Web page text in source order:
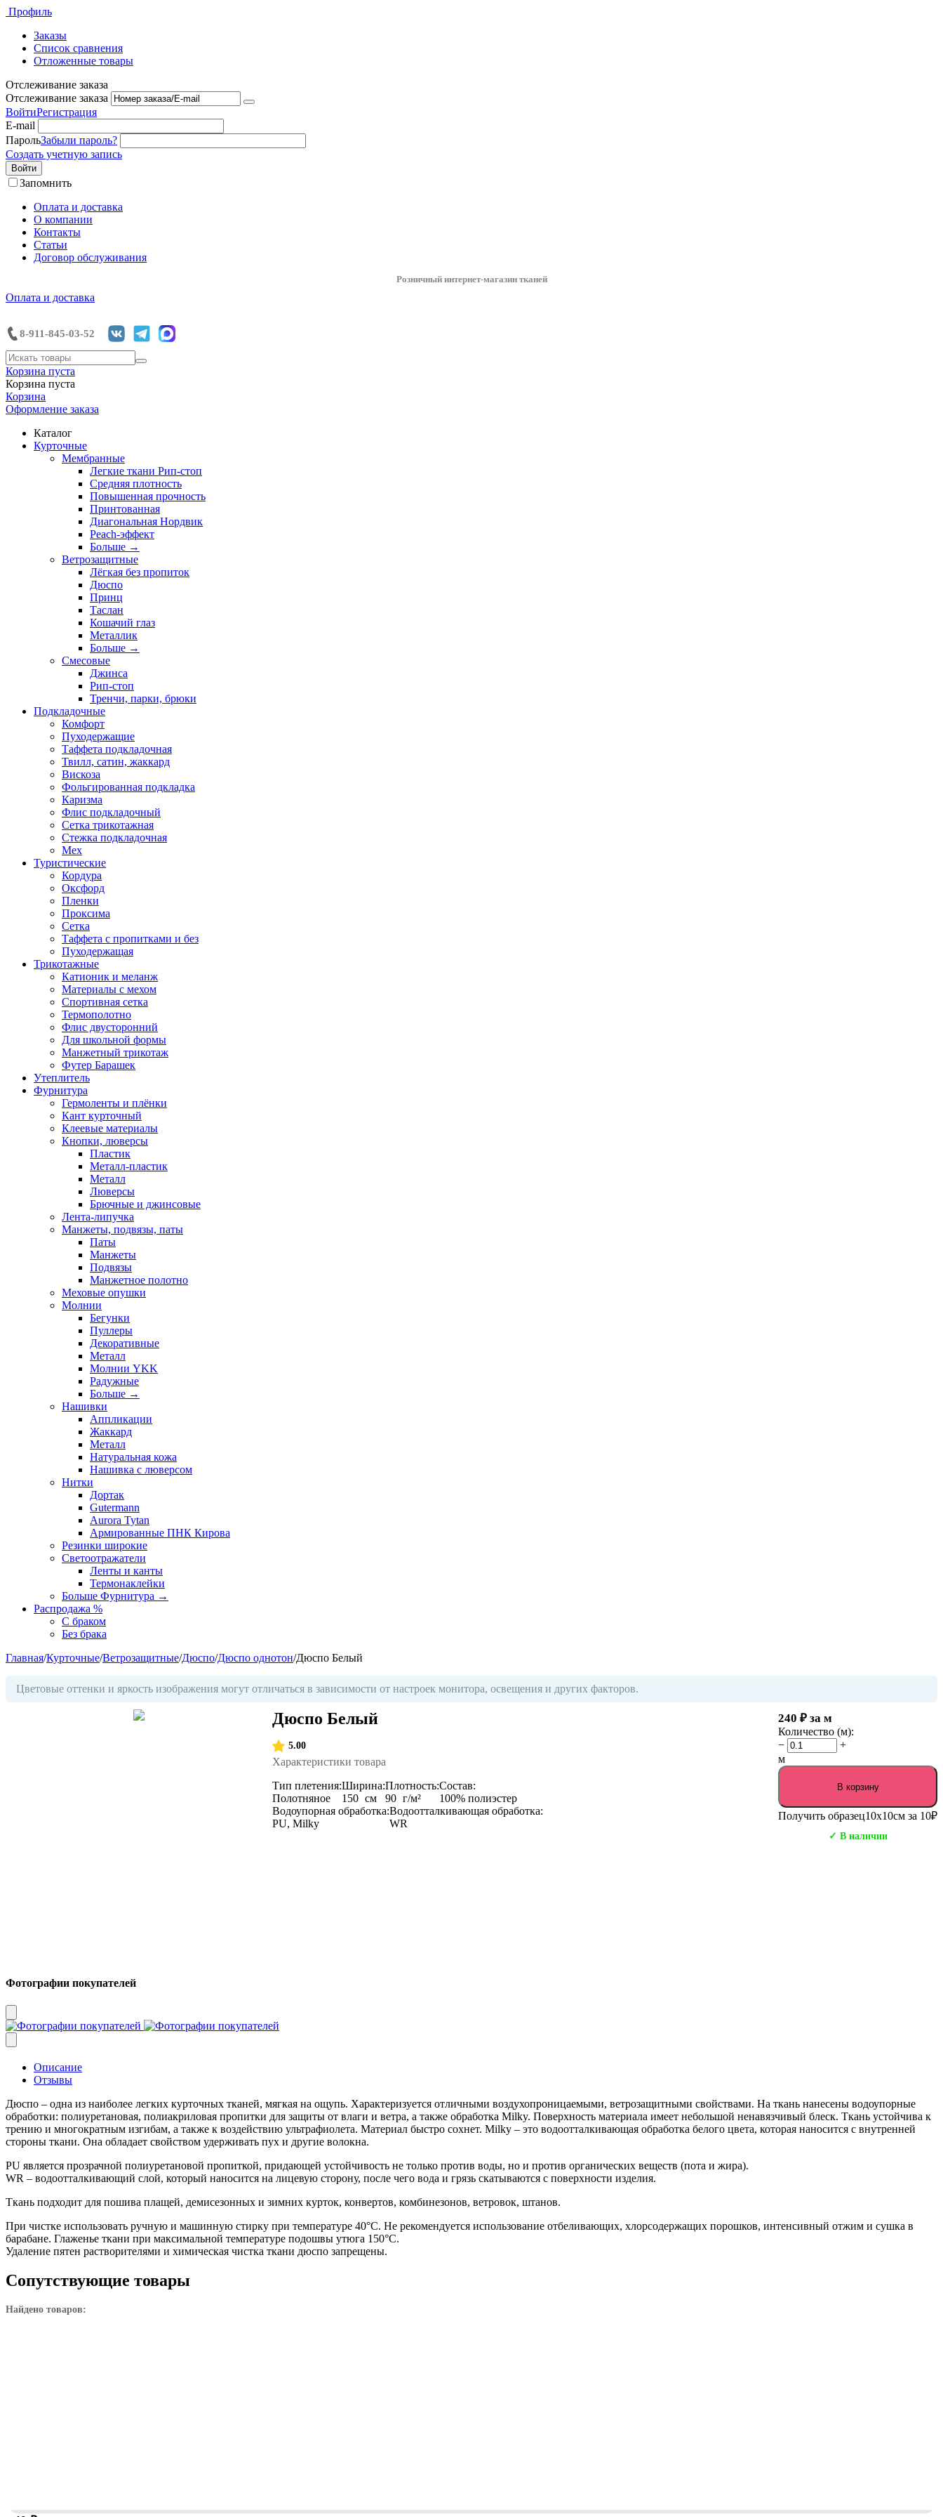
Профиль
Заказы
Список сравнения
Отложенные товары
Отслеживание заказа
Отслеживание заказа
ВойтиРегистрация
E-mail
ПарольЗабыли пароль?
Создать учетную запись
Войти
Запомнить
Оплата и доставка
О компании
Контакты
Статьи
Договор обслуживания
Розничный интернет-магазин тканей
Оплата и доставка
8-911-845-03-52
Корзина пуста
Корзина пуста
Корзина
Оформление заказа
Каталог
Курточные
Мембранные
Легкие ткани Рип-стоп
Средняя плотность
Повышенная прочность
Принтованная
Диагональная Нордвик
Peach-эффект
Больше →
Ветрозащитные
Лёгкая без пропиток
Дюспо
Принц
Таслан
Кошачий глаз
Металлик
Больше →
Смесовые
Джинса
Рип-стоп
Тренчи, парки, брюки
Подкладочные
Комфорт
Пуходержащие
Таффета подкладочная
Твилл, сатин, жаккард
Вискоза
Фольгированная подкладка
Каризма
Флис подкладочный
Сетка трикотажная
Стежка подкладочная
Мех
Туристические
Кордура
Оксфорд
Пленки
Проксима
Сетка
Таффета с пропитками и без
Пуходержащая
Трикотажные
Катионик и меланж
Материалы с мехом
Спортивная сетка
Термополотно
Флис двусторонний
Для школьной формы
Манжетный трикотаж
Футер Барашек
Утеплитель
Фурнитура
Гермоленты и плёнки
Кант курточный
Клеевые материалы
Кнопки, люверсы
Пластик
Металл-пластик
Металл
Люверсы
Брючные и джинсовые
Лента-липучка
Манжеты, подвязы, паты
Паты
Манжеты
Подвязы
Манжетное полотно
Меховые опушки
Молнии
Бегунки
Пуллеры
Декоративные
Металл
Молнии YKK
Радужные
Больше →
Нашивки
Аппликации
Жаккард
Металл
Натуральная кожа
Нашивка с люверсом
Нитки
Дортак
Gutermann
Aurora Tytan
Армированные ПНК Кирова
Резинки широкие
Светоотражатели
Ленты и канты
Термонаклейки
Больше Фурнитура →
Распродажа %
С браком
Без брака
Главная/Курточные/Ветрозащитные/Дюспо/Дюспо однотон/Дюспо Белый
Цветовые оттенки и яркость изображения могут отличаться в зависимости от настроек монитора, освещения и других факторов.
Дюспо Белый
5.00
Характеристики товара
Тип плетения:
Полотняное
Ширина:
150 см
Плотность:
90 г/м²
Состав:
100% полиэстер
Водоупорная обработка:
PU, Milky
Водоотталкивающая обработка:
WR
240 ₽ за м
Количество (м):
−
+
м
В корзину
Получить образец10х10см за 10₽
✓ В наличии
Фотографии покупателей
Описание
Отзывы
Дюспо – одна из наиболее легких курточных тканей, мягкая на ощупь. Характеризуется отличными воздухопроницаемыми, ветрозащитными свойствами. На ткань нанесены водоупорные
обработки: полиуретановая, полиакриловая пропитки для защиты от влаги и ветра, а также обработка Milky. Поверхность материала имеет небольшой ненавязчивый блеск. Ткань устойчива к
трению и многократным изгибам, а также к воздействию ультрафиолета. Материал быстро сохнет. Milky – это водоотталкивающая обработка белого цвета, которая наносится с внутренней
стороны ткани. Она обладает свойством удерживать пух и другие волокна.
PU является прозрачной полиуретановой пропиткой, придающей устойчивость не только против воды, но и против органических веществ (пота и жира).
WR – водоотталкивающий слой, который наносится на лицевую сторону, после чего вода и грязь скатываются с поверхности изделия.
Ткань подходит для пошива плащей, демисезонных и зимних курток, конвертов, комбинезонов, ветровок, штанов.
При чистке использовать ручную и машинную стирку при температуре 40°С. Не рекомендуется использование отбеливающих, хлорсодержащих порошков, интенсивный отжим и сушка в
барабане. Глаженье ткани при максимальной температуре подошвы утюга 150°С.
Удаление пятен растворителями и химическая чистка ткани дюспо запрещены.
Сопутствующие товары
Найдено товаров: